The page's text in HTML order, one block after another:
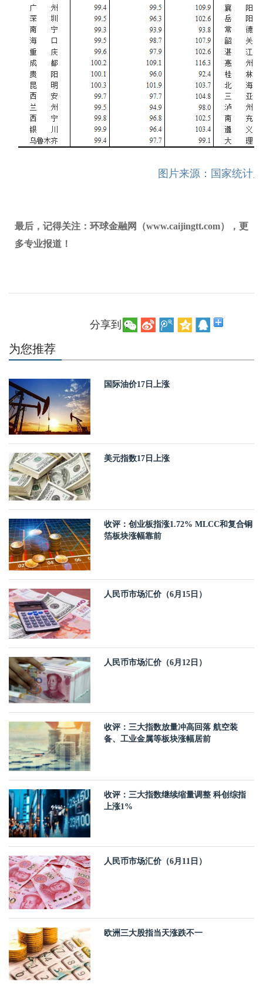
图片来源：国家统计局
最后，记得关注：环球金融网（www.caijingtt.com），更
多专业报道！
分享到：
为您推荐
国际油价17日上涨
美元指数17日上涨
收评：创业板指涨1.72% MLCC和复合铜
箔板块涨幅靠前
人民币市场汇价（6月15日）
人民币市场汇价（6月12日）
收评：三大指数放量冲高回落 航空装
备、工业金属等板块涨幅居前
收评：三大指数继续缩量调整 科创综指
上涨1%
人民币市场汇价（6月11日）
欧洲三大股指当天涨跌不一